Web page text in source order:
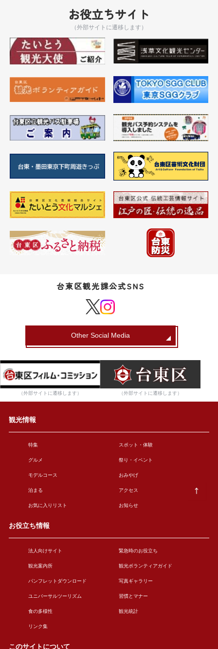
お役立ちサイト
（外部サイトに遷移します）
台東区観光課公式SNS
Other Social Media
（外部サイトに遷移します） （外部サイトに遷移します）
観光情報
特集 スポット・体験
グルメ 祭り・イベント
モデルコース おみやげ
泊まる アクセス
お気に入りリスト お知らせ
お役立ち情報
法人向けサイト 緊急時のお役立ち
観光案内所 観光ボランティアガイド
パンフレットダウンロード 写真ギャラリー
ユニバーサルツーリズム 習慣とマナー
食の多様性 観光統計
リンク集
このサイトについて